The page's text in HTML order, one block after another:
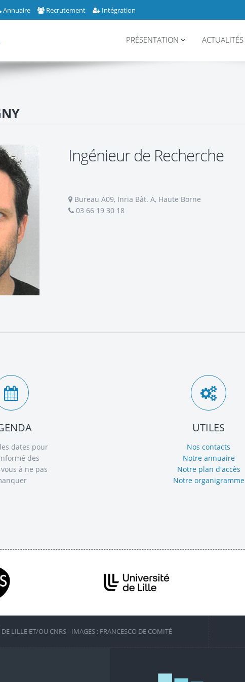
Annuaire Recrutement Intégration
PRÉSENTATION ACTUALITÉS
Ingénieur de Recherche
Bureau A09, Inria Bât. A, Haute Borne
03 66 19 30 18
dates pour
des
à ne pas
UTILES
Nos contacts
Notre annuaire
Notre plan d'accès
Notre organigramme
LILLE ET/OU CNRS - IMAGES : FRANCESCO DE COMITÉ